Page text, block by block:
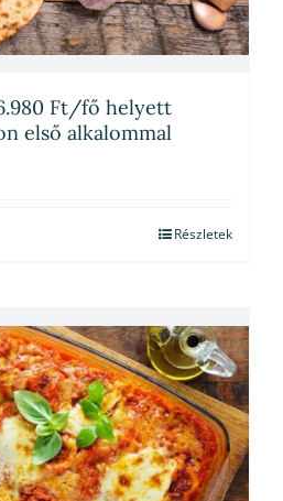
Ft/fő helyett
első alkalommal
Részletek